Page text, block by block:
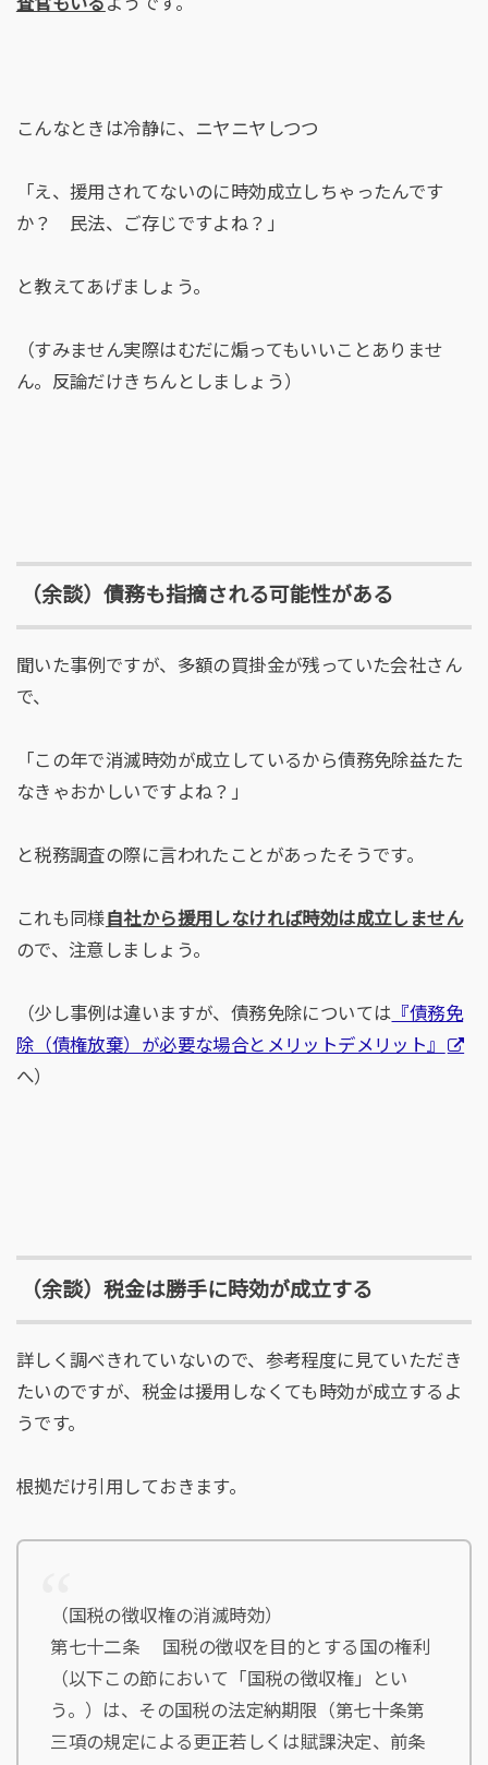
こんなときは冷静に、ニヤニヤしつつ
「え、援用されてないのに時効成立しちゃったんです
か？ 民法、ご存じですよね？」
と教えてあげましょう。
（すみません実際はむだに煽ってもいいことありませ
ん。反論だけきちんとしましょう）
（余談）債務も指摘される可能性がある
聞いた事例ですが、多額の買掛金が残っていた会社さん
で、
「この年で消滅時効が成立しているから債務免除益たた
なきゃおかしいですよね？」
と税務調査の際に言われたことがあったそうです。
これも同様自社から援用しなければ時効は成立しません
ので、注意しましょう。
（少し事例は違いますが、債務免除については 『債務免
除（債権放棄）が必要な場合とメリットデメリット』
へ）
（余談）税金は勝手に時効が成立する
詳しく調べきれていないので、参考程度に見ていただき
たいのですが、税金は援用しなくても時効が成立するよ
うです。
根拠だけ引用しておきます。
（国税の徴収権の消滅時効）
第七十二条 国税の徴収を目的とする国の権利
（以下この節において「国税の徴収権」とい
う。）は、その国税の法定納期限（第七十条第
三項の規定による更正若しくは賦課決定、前条